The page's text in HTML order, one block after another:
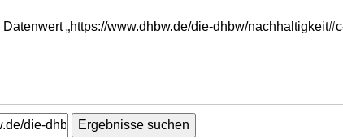
Datenwert „https://www.dhbw.de/die-dhbw/